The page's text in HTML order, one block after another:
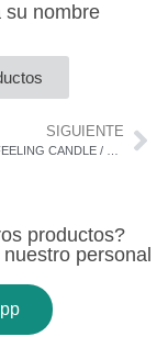
su nombre
SIGUIENTE
productos?
personal